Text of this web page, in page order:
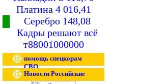
Платина 4 016,41
Серебро 148,08
Кадры решают всё
т88001000000
помощь спецкорам
СВО
Новости Российские